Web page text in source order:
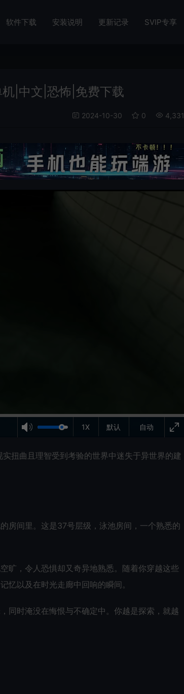
软件下载 安装说明 更新记录 SVIP专享
|中文|恐怖|免费下载
2024-10-30 0 4,331
自动
1X 默认
扭曲且理智受到考验的世界中迷失于异世界的建
房间里。这是37号层级，泳池房间，一个熟悉的
旷，令人恐惧却又奇异地熟悉。随着你穿越这些
忆以及在时光走廊中回响的瞬间。
时淹没在悔恨与不确定中。你越是探索，就越